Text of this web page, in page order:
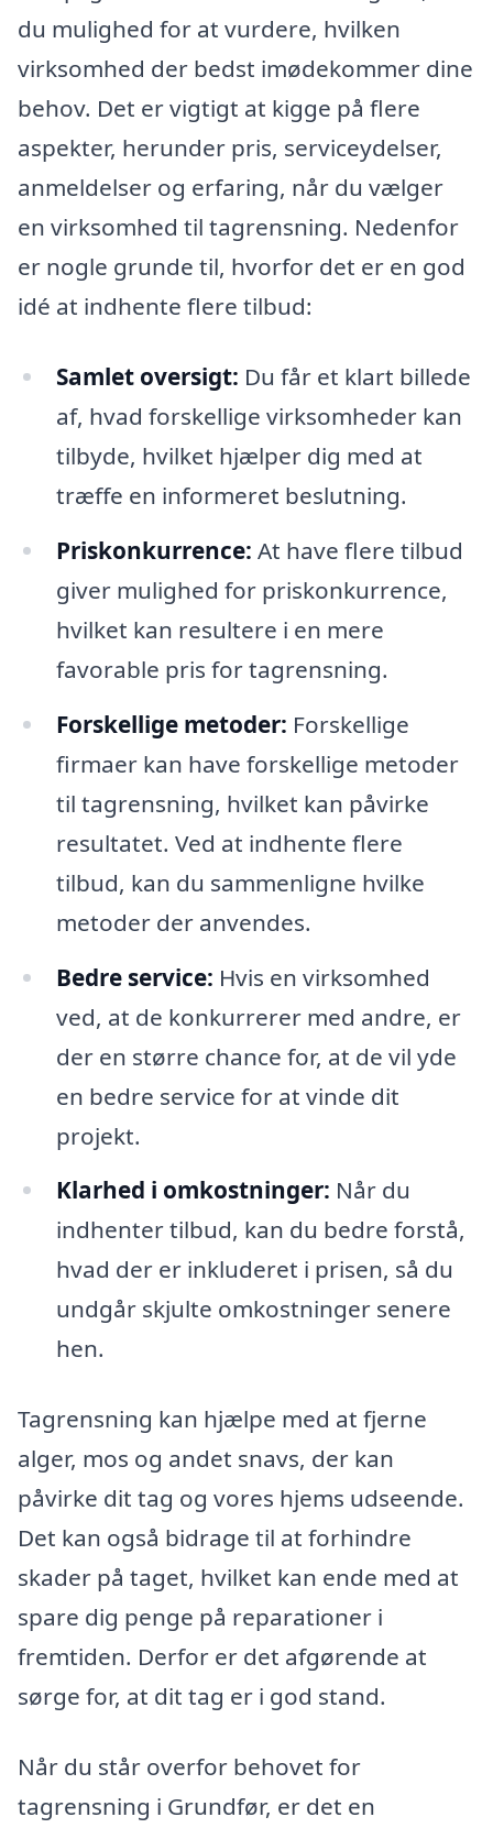
du mulighed for at vurdere, hvilken
virksomhed der bedst imødekommer dine
behov. Det er vigtigt at kigge på flere
aspekter, herunder pris, serviceydelser,
anmeldelser og erfaring, når du vælger
en virksomhed til tagrensning. Nedenfor
er nogle grunde til, hvorfor det er en god
idé at indhente flere tilbud:
Samlet oversigt: Du får et klart billede
af, hvad forskellige virksomheder kan
tilbyde, hvilket hjælper dig med at
træffe en informeret beslutning.
Priskonkurrence: At have flere tilbud
giver mulighed for priskonkurrence,
hvilket kan resultere i en mere
favorable pris for tagrensning.
Forskellige metoder: Forskellige
firmaer kan have forskellige metoder
til tagrensning, hvilket kan påvirke
resultatet. Ved at indhente flere
tilbud, kan du sammenligne hvilke
metoder der anvendes.
Bedre service: Hvis en virksomhed
ved, at de konkurrerer med andre, er
der en større chance for, at de vil yde
en bedre service for at vinde dit
projekt.
Klarhed i omkostninger: Når du
indhenter tilbud, kan du bedre forstå,
hvad der er inkluderet i prisen, så du
undgår skjulte omkostninger senere
hen.
Tagrensning kan hjælpe med at fjerne
alger, mos og andet snavs, der kan
påvirke dit tag og vores hjems udseende.
Det kan også bidrage til at forhindre
skader på taget, hvilket kan ende med at
spare dig penge på reparationer i
fremtiden. Derfor er det afgørende at
sørge for, at dit tag er i god stand.
Når du står overfor behovet for
tagrensning i Grundfør, er det en